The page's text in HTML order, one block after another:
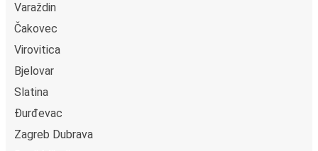
Varaždin
Čakovec
Virovitica
Bjelovar
Slatina
Đurđevac
Zagreb Dubrava